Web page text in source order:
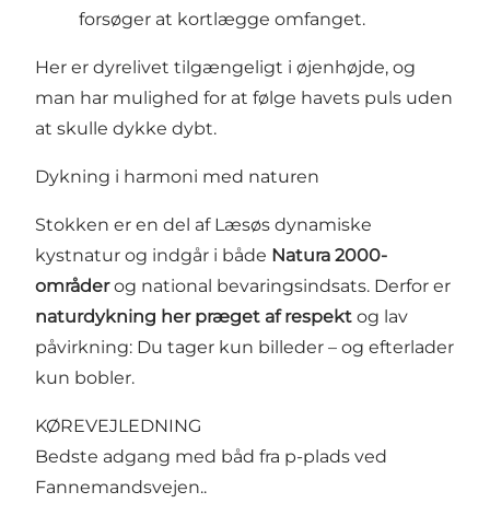
forsøger at kortlægge omfanget.
Her er dyrelivet tilgængeligt i øjenhøjde, og
man har mulighed for at følge havets puls uden
at skulle dykke dybt.
Dykning i harmoni med naturen
Stokken er en del af Læsøs dynamiske
kystnatur og indgår i både Natura 2000-
områderog national bevaringsindsats. Derfor er
naturdykning her præget af respekt og lav
påvirkning: Du tager kun billeder – og efterlader
kun bobler.
KØREVEJLEDNING
Bedste adgang med båd fra p-plads ved
Fannemandsvejen..